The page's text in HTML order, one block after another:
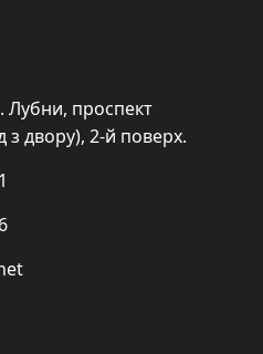
Лубни, проспект
з двору), 2-й поверх.